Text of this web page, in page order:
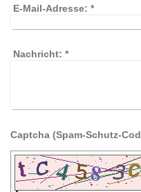
E-Mail-Adresse: *
Nachricht: *